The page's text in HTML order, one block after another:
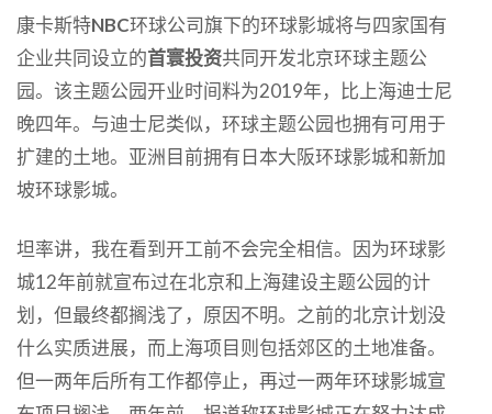
康卡斯特NBC环球公司旗下的环球影城将与四家国有
企业共同设立的首寰投资共同开发北京环球主题公
园。该主题公园开业时间料为2019年，比上海迪士尼
晚四年。与迪士尼类似，环球主题公园也拥有可用于
扩建的土地。亚洲目前拥有日本大阪环球影城和新加
坡环球影城。
坦率讲，我在看到开工前不会完全相信。因为环球影
城12年前就宣布过在北京和上海建设主题公园的计
划，但最终都搁浅了，原因不明。之前的北京计划没
什么实质进展，而上海项目则包括郊区的土地准备。
但一两年后所有工作都停止，再过一两年环球影城宣